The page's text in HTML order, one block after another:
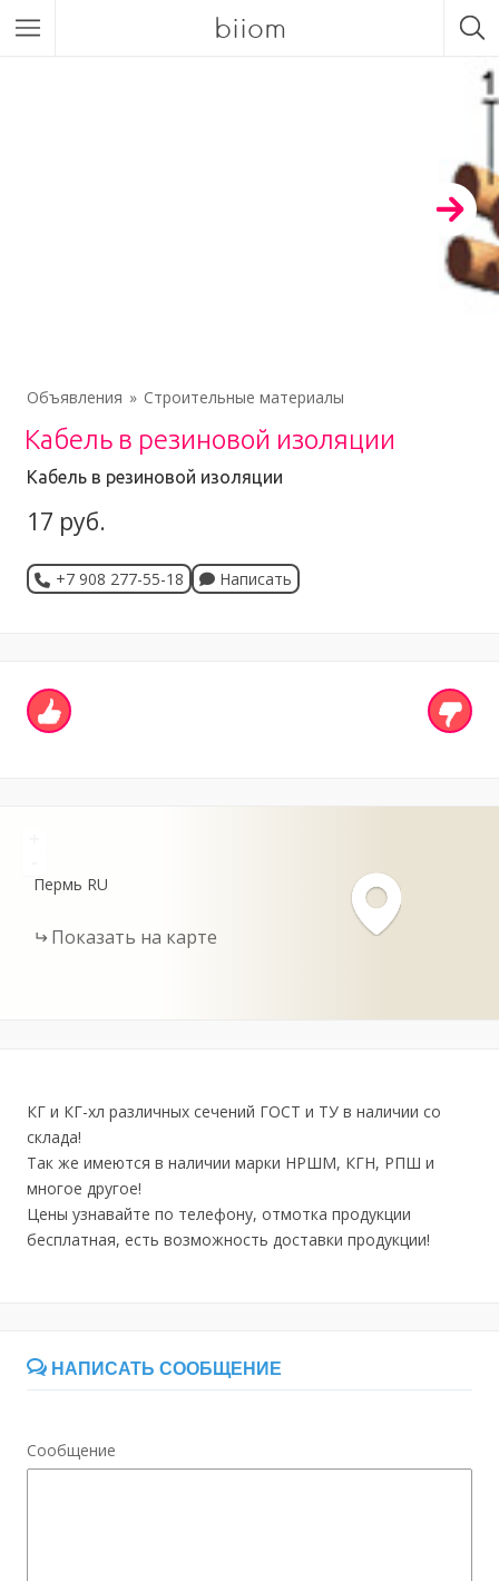
biiom
Объявления Строительные материалы
Кабель в резиновой изоляции
Кабель в резиновой изоляции
17 руб.
+7 908 277-55-18 Написать
Пермь RU
Показать на карте
КГ и КГ-хл различных сечений ГОСТ и ТУ в наличии со
склада!
Так же имеются в наличии марки НРШМ, КГН, РПШ и
многое другое!
Цены узнавайте по телефону, отмотка продукции
бесплатная, есть возможность доставки продукции!
НАПИСАТЬ СООБЩЕНИЕ
Сообщение